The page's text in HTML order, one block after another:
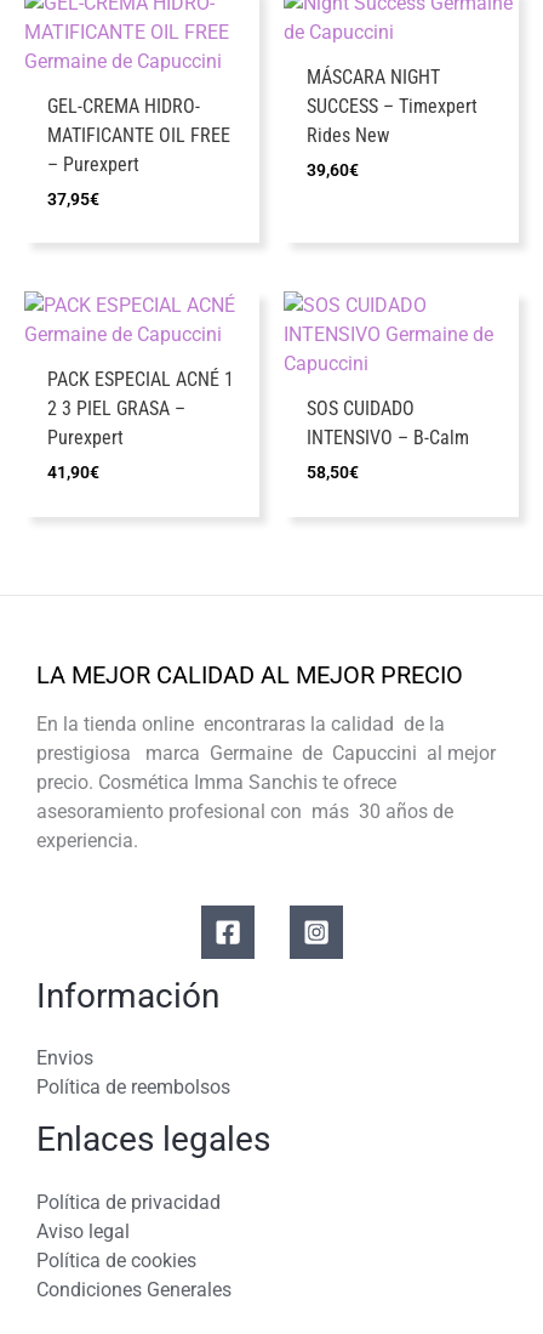
GEL-CREMA HIDRO-
MATIFICANTE OIL FREE
– Purexpert
37,95€
MÁSCARA NIGHT
SUCCESS – Timexpert
Rides New
39,60€
PACK ESPECIAL ACNÉ 1
2 3 PIEL GRASA –
Purexpert
41,90€
SOS CUIDADO
INTENSIVO – B-Calm
58,50€
LA MEJOR CALIDAD AL MEJOR PRECIO
En la tienda online encontraras la calidad de la
prestigiosa marca Germaine de Capuccini al mejor
precio. Cosmética Imma Sanchis te ofrece
asesoramiento profesional con más 30 años de
experiencia.
Información
Envios
Política de reembolsos
Enlaces legales
Política de privacidad
Aviso legal
Política de cookies
Condiciones Generales